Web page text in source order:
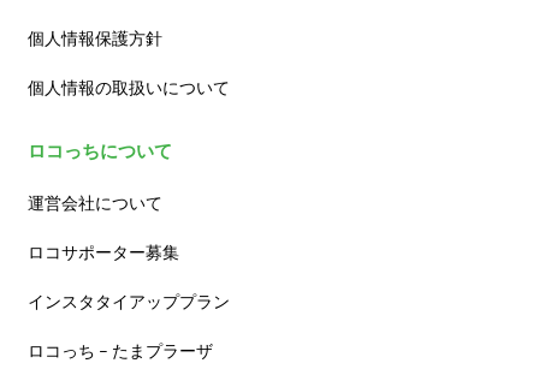
個人情報保護方針
個人情報の取扱いについて
ロコっちについて
運営会社について
ロコサポーター募集
インスタタイアッププラン
ロコっち – たまプラーザ